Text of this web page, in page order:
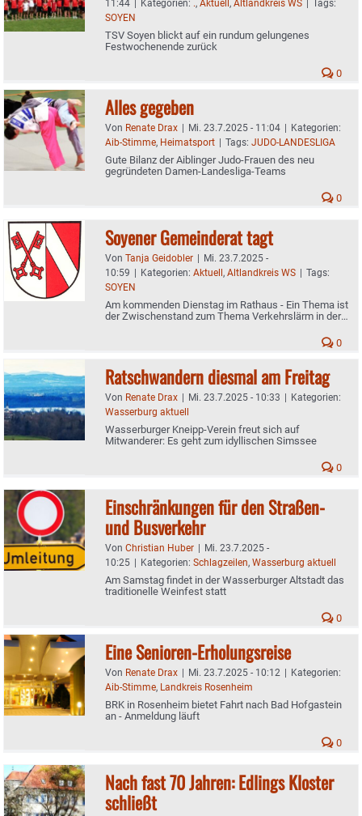
11:44 Kategorien: ., Aktuell , Altlandkreis WS
Tags:
SOYEN
TSV Soyen blickt auf ein rundum gelungenes
Festwochenende zurück
0
Alles gegeben
Von Renate Drax | Mi. 23.7.2025 - 11:04 | Kategorien:
Aib-Stimme, Heimatsport | Tags: JUDO-LANDESLIGA
Gute Bilanz der Aiblinger Judo-Frauen des neu
gegründeten Damen-Landesliga-Teams
0
Soyener Gemeinderat tagt
Von Tanja Geidobler | Mi. 23.7.2025 -
10:59 | Kategorien: Aktuell, Altlandkreis WS | Tags:
SOYEN
Am kommenden Dienstag im Rathaus - Ein Thema ist
der Zwischenstand zum Thema Verkehrslärm in der
0
Ratschwandern diesmal am Freitag
Von Renate Drax | Mi. 23.7.2025 - 10:33 | Kategorien:
Wasserburg aktuell
Wasserburger Kneipp-Verein freut sich auf
Mitwanderer: Es geht zum idyllischen Simssee
0
Einschränkungen für den Straßen-
und Busverkehr
Von Christian Huber | Mi. 23.7.2025 -
10:25 | Kategorien: Schlagzeilen, Wasserburg aktuell
Am Samstag findet in der Wasserburger Altstadt das
traditionelle Weinfest statt
0
Eine Senioren-Erholungsreise
Von Renate Drax | Mi. 23.7.2025 - 10:12 | Kategorien:
Aib-Stimme, Landkreis Rosenheim
BRK in Rosenheim bietet Fahrt nach Bad Hofgastein
an - Anmeldung läuft
0
Nach fast 70 Jahren: Edlings Kloster
schließt